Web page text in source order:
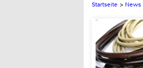
Startseite > News